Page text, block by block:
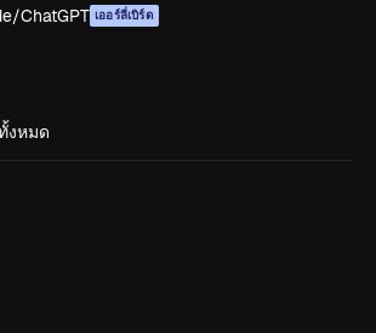
ChatGPT เออร์ลี่เบิร์ด
งหมด